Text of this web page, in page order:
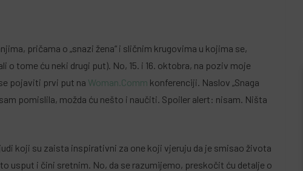
pričama o „snazi žena“ i sličnim krugovima u kojima se,
o tome ću neki drugi put). No, 15. i 16. oktobra, na poziv moje
pojaviti prvi put na Woman.Comm konferenciji. Naslov „Snaga
pomislila, možda ću nešto i naučiti. Spoiler alert: nisam. Ništa
koji su zaista inspirativni za one koji vjeruju da je smisao života
usput i čini sretnim. No, da se razumijemo, preskočit ću detalje o